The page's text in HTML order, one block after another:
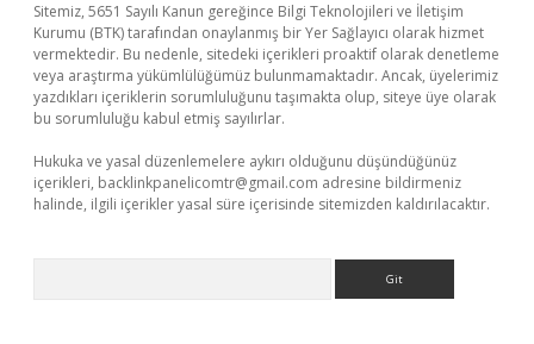
Sitemiz, 5651 Sayılı Kanun gereğince Bilgi Teknolojileri ve İletişim
Kurumu (BTK) tarafından onaylanmış bir Yer Sağlayıcı olarak hizmet
vermektedir. Bu nedenle, sitedeki içerikleri proaktif olarak denetleme
veya araştırma yükümlülüğümüz bulunmamaktadır. Ancak, üyelerimiz
yazdıkları içeriklerin sorumluluğunu taşımakta olup, siteye üye olarak
bu sorumluluğu kabul etmiş sayılırlar.
Hukuka ve yasal düzenlemelere aykırı olduğunu düşündüğünüz
içerikleri, backlinkpanelicomtr@gmail.com adresine bildirmeniz
halinde, ilgili içerikler yasal süre içerisinde sitemizden kaldırılacaktır.